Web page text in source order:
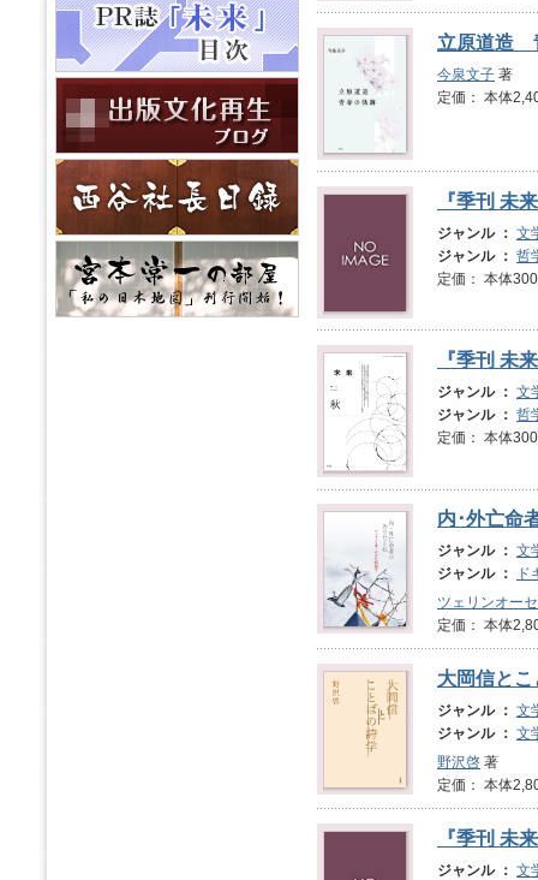
立原道造
今泉文子 著
定価： 本体
『季刊 未
ジャンル ： 文
ジャンル ： 哲
定価： 本体
『季刊 未
ジャンル ： 文
ジャンル ： 哲
定価： 本体
内･外亡命
ジャンル ： 文
ジャンル ：
ド
ツェリンオー
定価： 本体
大岡信と
ジャンル ： 文
ジャンル ： 文
野沢啓 著
定価： 本体
『季刊 未
ジャンル ： 文